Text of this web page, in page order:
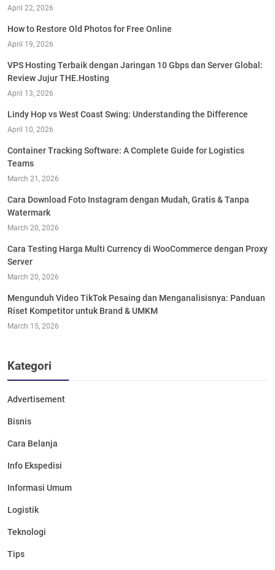
April 22, 2026
How to Restore Old Photos for Free Online
April 19, 2026
VPS Hosting Terbaik dengan Jaringan 10 Gbps dan Server Global:
Review Jujur THE.Hosting
April 13, 2026
Lindy Hop vs West Coast Swing: Understanding the Difference
April 10, 2026
Container Tracking Software: A Complete Guide for Logistics
Teams
March 21, 2026
Cara Download Foto Instagram dengan Mudah, Gratis & Tanpa
Watermark
March 20, 2026
Cara Testing Harga Multi Currency di WooCommerce dengan Proxy
Server
March 20, 2026
Mengunduh Video TikTok Pesaing dan Menganalisisnya: Panduan
Riset Kompetitor untuk Brand & UMKM
March 15, 2026
Kategori
Advertisement
Bisnis
Cara Belanja
Info Ekspedisi
Informasi Umum
Logistik
Teknologi
Tips